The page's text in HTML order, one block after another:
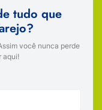
tudo que
você nunca perde
aqui!